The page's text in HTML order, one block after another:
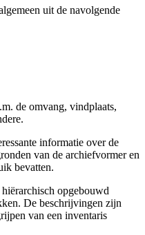
uit de navolgende
de omvang, vindplaats,
informatie over de
van de archiefvormer en
bevatten.
opgebouwd
De beschrijvingen zijn
van een inventaris